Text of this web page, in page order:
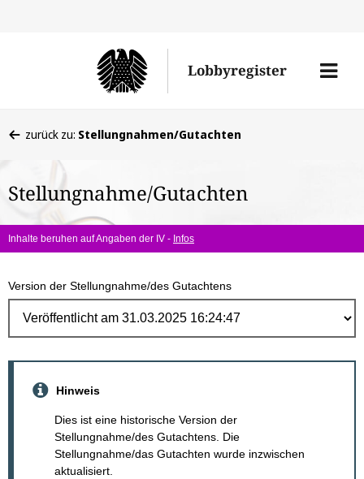
Lobbyregister
Menü
befinden
hier:
zurück zu: Stellungnahmen/Gutachten
Stellungnahme/Gutachten
Inhalte beruhen auf Angaben der IV - Infos
Version der Stellungnahme/des Gutachtens
Hinweis
Dies ist eine historische Version der
Stellungnahme/des Gutachtens. Die
Stellungnahme/das Gutachten wurde inzwischen
aktualisiert.